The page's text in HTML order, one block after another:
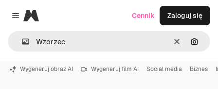
Close menu
Magnific
WyczyśćSzukaj
Cennik Zaloguj się
Wygeneruj obraz AI Wygeneruj film AI Social media Biznes